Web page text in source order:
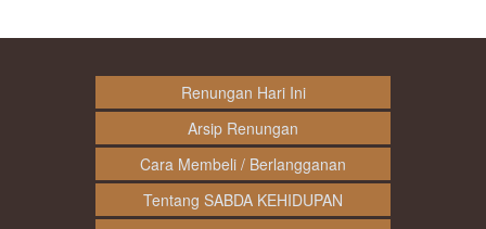
Renungan Hari Ini
Arsip Renungan
Cara Membeli / Berlangganan
Tentang SABDA KEHIDUPAN